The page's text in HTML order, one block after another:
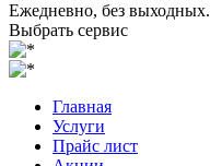
Ежедневно, без выходных.
Выбрать сервис
Главная
Услуги
Прайс лист